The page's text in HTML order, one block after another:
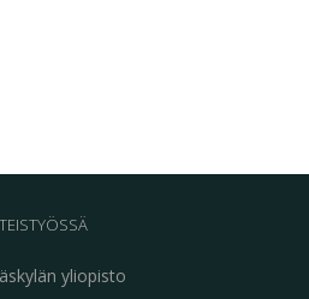
yliopisto